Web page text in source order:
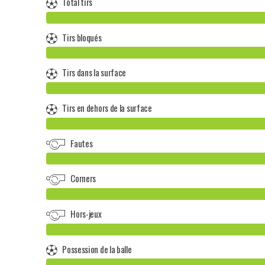
Tirs bloqués
Tirs dans la surface
Tirs en dehors de la surface
Fautes
Corners
Hors-jeux
Possession de la balle